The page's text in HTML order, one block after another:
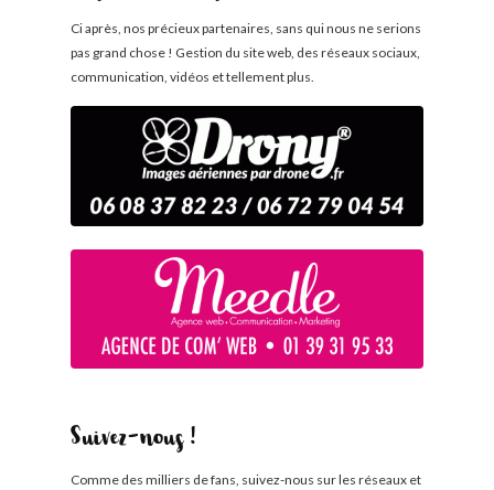
Ci après, nos précieux partenaires, sans qui nous ne serions
pas grand chose ! Gestion du site web, des réseaux sociaux,
communication, vidéos et tellement plus.
Suivez-nous !
Comme des milliers de fans, suivez-nous sur les réseaux et